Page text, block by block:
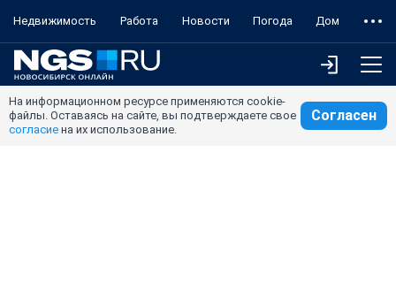
Недвижимость Работа Новости Погода Дом
На информационном ресурсе применяются cookie-
файлы. Оставаясь на сайте, вы подтверждаете свое
согласие на их использование.
Согласен